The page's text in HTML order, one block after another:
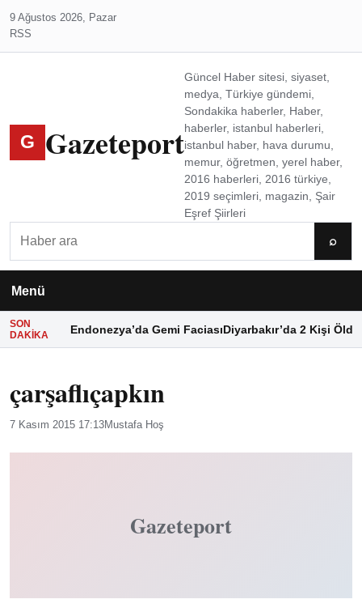
9 Ağustos 2026, Pazar
RSS
G Gazeteport
Güncel Haber sitesi, siyaset,
medya, Türkiye gündemi,
Sondakika haberler, Haber,
haberler, istanbul haberleri,
istanbul haber, hava durumu,
memur, öğretmen, yerel haber,
2016 haberleri, 2016 türkiye,
2019 seçimleri, magazin, Şair
Eşref Şiirleri
⌕
Menü
SON
DAKIKA
Endonezya’da Gemi FaciasıDiyarbakır’da 2 Kişi Öldü
çarşaflıçapkın
7 Kasım 2015 17:13Mustafa Hoş
Gazeteport